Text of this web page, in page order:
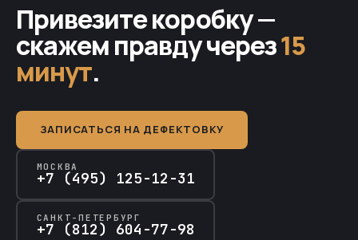
Привезите коробку —
скажем правду через15
минут.
ЗАПИСАТЬСЯ НА ДЕФЕКТОВКУ
МОСКВА
+7 (495) 125-12-31
САНКТ-ПЕТЕРБУРГ
+7 (812) 604-77-98